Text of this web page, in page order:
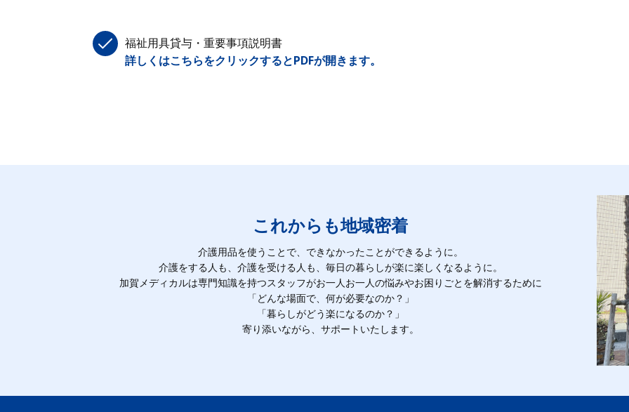
福祉用具貸与・重要事項説明書
詳しくはこちらをクリックするとPDFが開きます。
これからも地域密着
介護用品を使うことで、できなかったことができるように。
介護をする人も、介護を受ける人も、毎日の暮らしが楽に楽しくなるように。
加賀メディカルは専門知識を持つスタッフがお一人お一人の悩みやお困りごとを解消するために
「どんな場面で、何が必要なのか？」
「暮らしがどう楽になるのか？」
寄り添いながら、サポートいたします。